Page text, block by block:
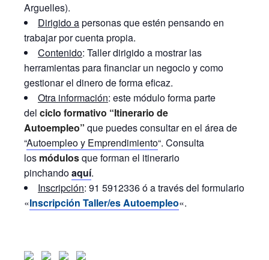
Arguelles).
Dirigido apersonas que estén pensando en
trabajar por cuenta propia.
Contenido: Taller dirigido a mostrar las
herramientas para financiar un negocio y como
gestionar el dinero de forma eficaz.
Otra información: este módulo forma parte
del ciclo formativo “Itinerario de
Autoempleo” que puedes consultar en el área de
“Autoempleo y Emprendimiento“. Consulta
los módulosque forman el itinerario
pinchandoaquí.
Inscripción: 91 5912336 ó a través del formulario
«Inscripción Taller/es Autoempleo«.